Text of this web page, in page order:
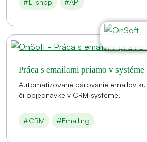
Práca s emailami priamo v systéme
Automatizované párovanie emailov
či objednávke v CRM systéme.
#CRM #Emailing